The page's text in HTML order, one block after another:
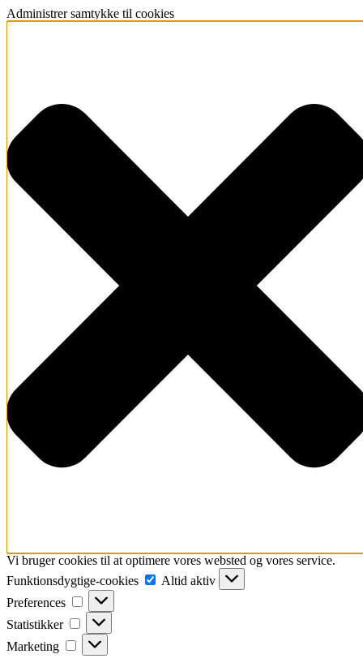
Administrer samtykke til cookies
Vi bruger cookies til at optimere vores websted og vores service.
Funktionsdygtige-cookies
Funktionsdygtige-
cookies
Altid aktiv
Preferences
Preferences
Statistikker Statistikker
Marketing Marketing